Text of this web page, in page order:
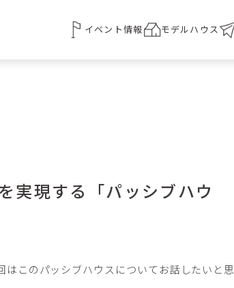
イベント情報 モデルハウス
実現する「パッシブハウ
このパッシブハウスについてお話したいと思